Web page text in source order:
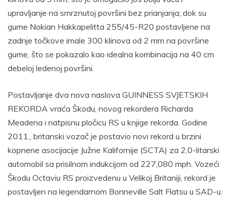
upravljanje na smrznutoj površini bez prianjanja; dok su
gume Nokian Hakkapelitta 255/45-R20 postavljene na
zadnje točkove imale 300 klinova od 2 mm na površine
gume, što se pokazalo kao idealna kombinacija na 40 cm
debeloj ledenoj površini.
Postavljanje dva nova naslova GUINNESS SVJETSKIH
REKORDA vraća Škodu, novog rekordera Richarda
Meadena i natpisnu pločicu RS u knjige rekorda. Godine
2011., britanski vozač je postavio novi rekord u brzini
kopnene asocijacije Južne Kalifornije (SCTA) za 2,0-litarski
automobil sa prisilnom indukcijom od 227,080 mph. Vozeći
Škodu Octaviu RS proizvedenu u Velikoj Britaniji, rekord je
postavljen na legendarnom Bonneville Salt Flatsu u SAD-u.